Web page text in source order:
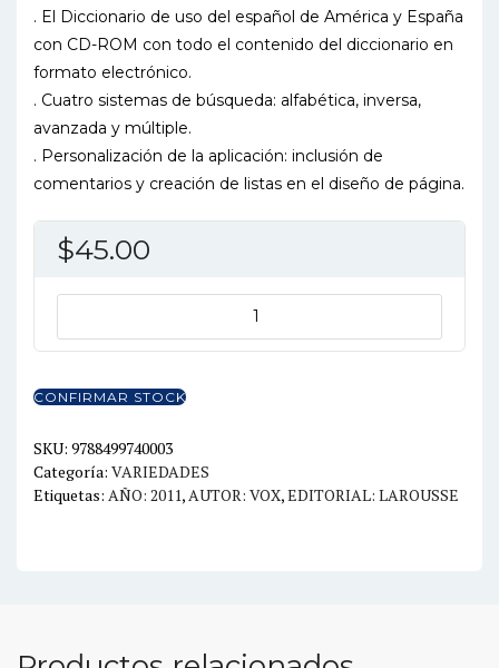
. El Diccionario de uso del español de América y España
con CD-ROM con todo el contenido del diccionario en
formato electrónico.
. Cuatro sistemas de búsqueda: alfabética, inversa,
avanzada y múltiple.
. Personalización de la aplicación: inclusión de
comentarios y creación de listas en el diseño de página.
$45.00
LENGUA
GENERAL
cantidad
CONFIRMAR STOCK
SKU: 9788499740003
Categoría: VARIEDADES
Etiquetas: AÑO: 2011, AUTOR: VOX,EDITORIAL: LAROUSSE